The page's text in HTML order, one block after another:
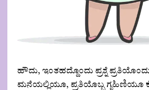
ಹೌದು, ಇಂತಹದ್ದೊಂದು ಪ್ರಶ್ನೆ
ಮನೆಯಲ್ಲಿಯೂ, ಪ್ರತಿಯೊಬ್ಬ ಗೃಹಿಣಿಯೂ